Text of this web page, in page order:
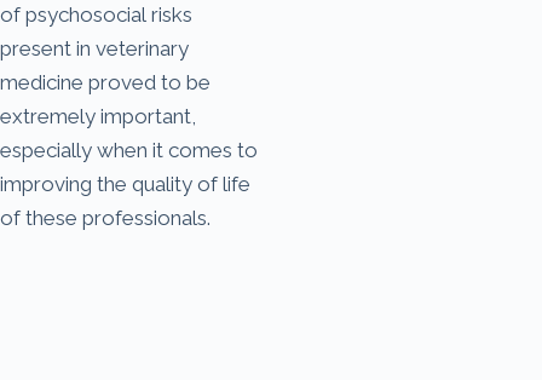
of psychosocial risks
present in veterinary
medicine proved to be
extremely important,
especially when it comes to
improving the quality of life
of these professionals.